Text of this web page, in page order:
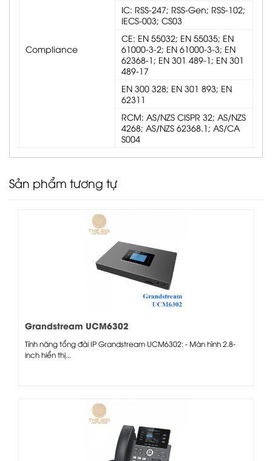
Compliance
IC: RSS-247; RSS-Gen; RSS-102;
IECS-003; CS03
CE: EN 55032; EN 55035; EN
61000-3-2; EN 61000-3-3; EN
62368-1; EN 301 489-1; EN 301
489-17
EN 300 328; EN 301 893; EN
62311
RCM: AS/NZS CISPR 32; AS/NZS
4268; AS/NZS 62368.1; AS/CA
S004
Sản phẩm tương tự
Grandstream UCM6302
Tính năng tổng đài IP Grandstream UCM6302: - Màn hình 2.8-
inch hiển thị...